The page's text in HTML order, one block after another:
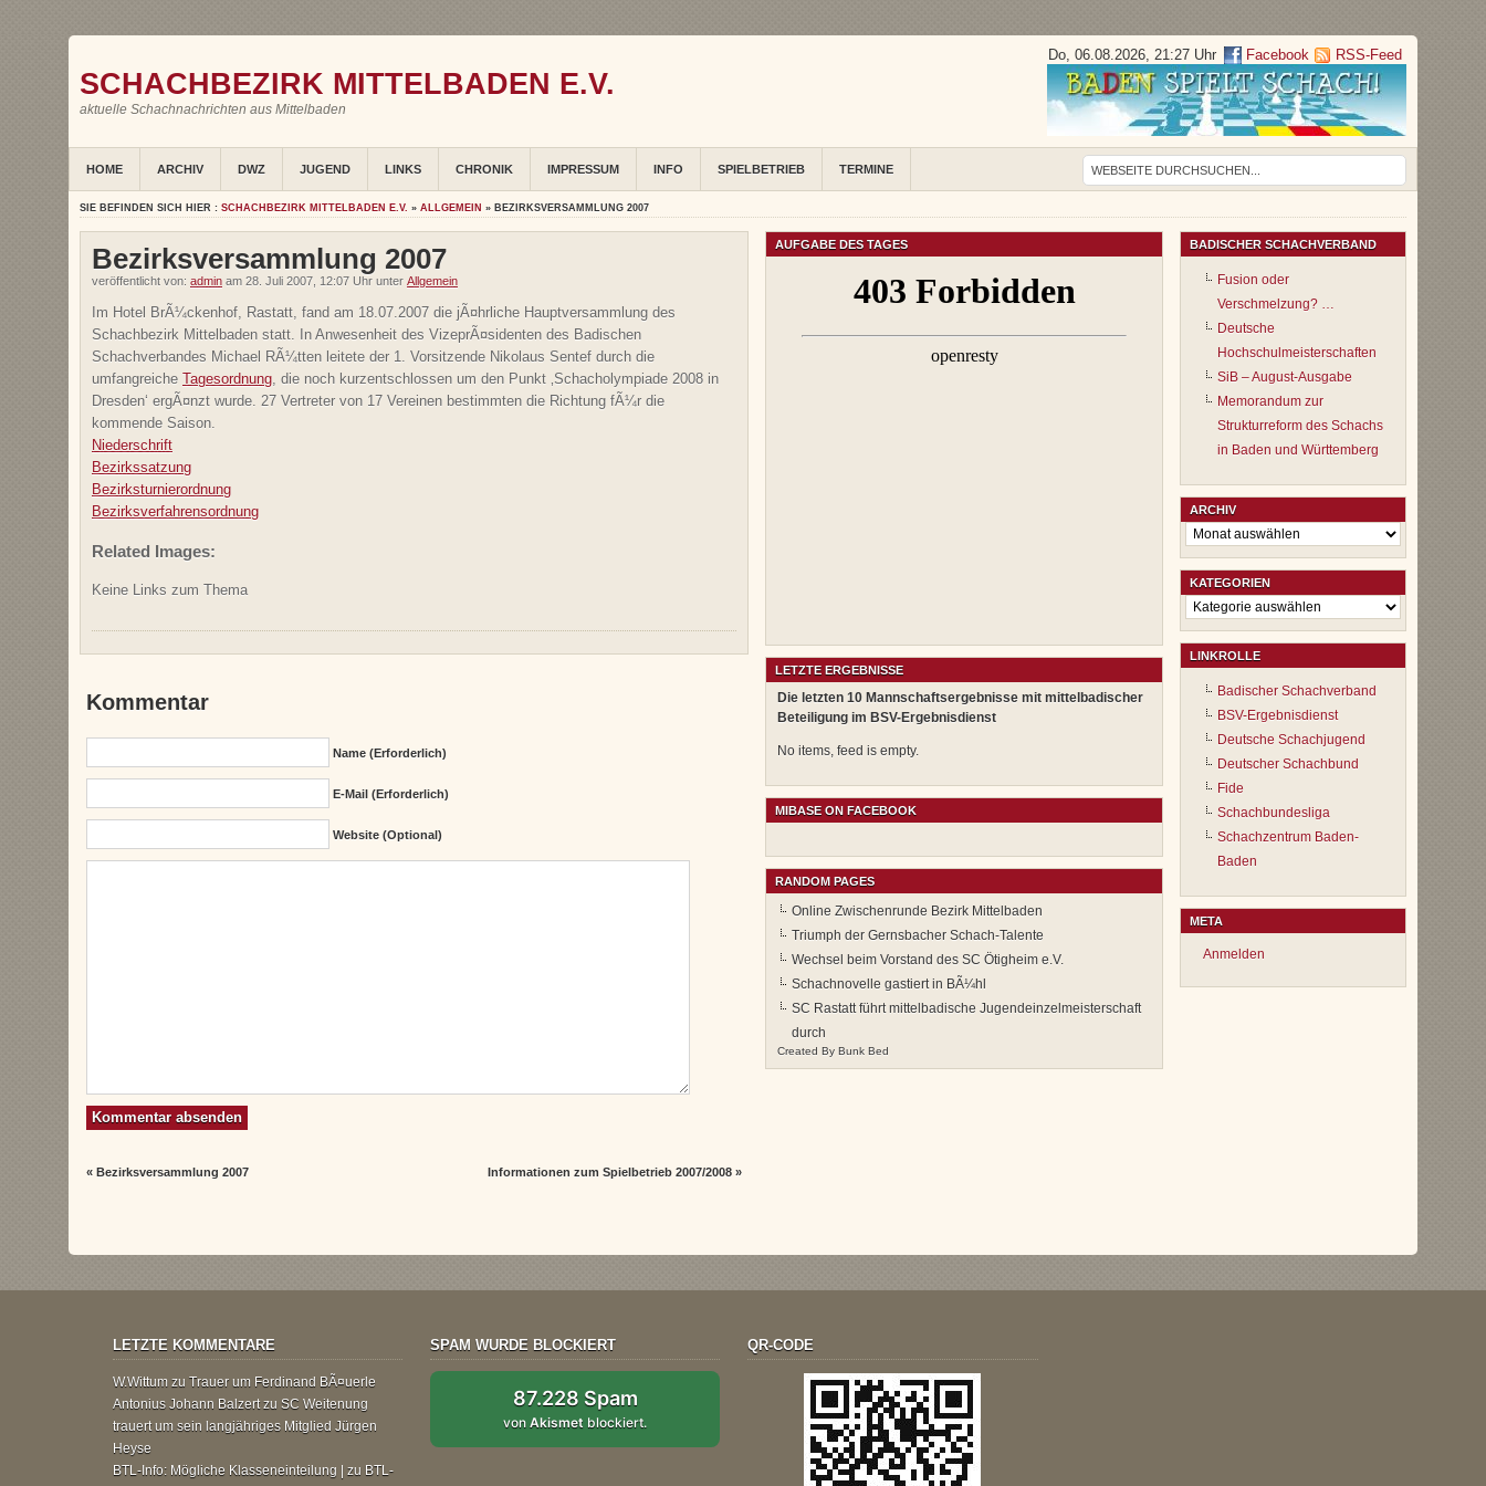
SCHACHBEZIRK MITTELBADEN E.V.
aktuelle Schachnachrichten aus Mittelbaden
Do, 06.08.2026, 21:27 Uhr Facebook RSS-Feed
HOME ARCHIV DWZ JUGEND LINKS CHRONIK IMPRESSUM INFO SPIELBETRIEB TERMINE
SIE BEFINDEN SICH HIER : SCHACHBEZIRK MITTELBADEN E.V. » ALLGEMEIN » BEZIRKSVERSAMMLUNG 2007
Bezirksversammlung 2007
veröffentlicht von: admin am 28. Juli 2007, 12:07 Uhr unter Allgemein
Im Hotel BrÃ¼ckenhof, Rastatt, fand am 18.07.2007 die jÃ¤hrliche Hauptversammlung des
Schachbezirk Mittelbaden statt. In Anwesenheit des VizeprÃ¤sidenten des Badischen
Schachverbandes Michael RÃ¼tten leitete der 1. Vorsitzende Nikolaus Sentef durch die
umfangreiche Tagesordnung, die noch kurzentschlossen um den Punkt ‚Schacholympiade 2008 in
Dresden‘ ergÃ¤nzt wurde. 27 Vertreter von 17 Vereinen bestimmten die Richtung fÃ¼r die
kommende Saison.
Niederschrift
Bezirkssatzung
Bezirksturnierordnung
Bezirksverfahrensordnung
Related Images:
Keine Links zum Thema
Kommentar
Name (erforderlich)
E-Mail (erforderlich)
Website (Optional)
«Bezirksversammlung 2007 Informationen zum Spielbetrieb 2007/2008»
AUFGABE DES TAGES
LETZTE ERGEBNISSE
Die letzten 10 Mannschaftsergebnisse mit mittelbadischer
Beteiligung im BSV-Ergebnisdienst
No items, feed is empty.
MIBASE ON FACEBOOK
RANDOM PAGES
Online Zwischenrunde Bezirk Mittelbaden
Triumph der Gernsbacher Schach-Talente
Wechsel beim Vorstand des SC Ötigheim e.V.
Schachnovelle gastiert in BÃ¼hl
SC Rastatt führt mittelbadische Jugendeinzelmeisterschaft
durch
Created By Bunk Bed
BADISCHER SCHACHVERBAND
Fusion oder
Verschmelzung? …
Deutsche
Hochschulmeisterschaften
SiB – August-Ausgabe
Memorandum zur
Strukturreform des Schachs
in Baden und Württemberg
ARCHIV
Archiv
KATEGORIEN
Kategorien
LINKROLLE
Badischer Schachverband
BSV-Ergebnisdienst
Deutsche Schachjugend
Deutscher Schachbund
Fide
Schachbundesliga
Schachzentrum Baden-
Baden
META
Anmelden
LETZTE KOMMENTARE
W.Wittum zu Trauer um Ferdinand BÃ¤uerle
Antonius Johann Balzertzu SC Weitenung
trauert um sein langjähriges Mitglied Jürgen
Heyse
BTL-Info: Mögliche Klasseneinteilung | zu BTL-
SPAM WURDE BLOCKIERT
87.228 Spam
vonAkismet blockiert.
QR-CODE